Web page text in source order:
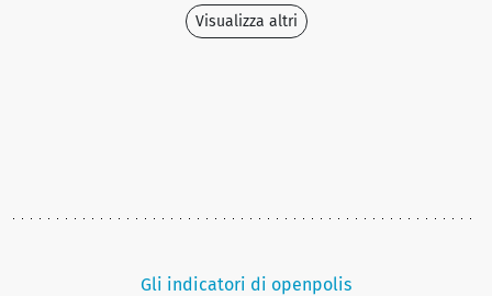
Visualizza altri
Gli indicatori di openpolis